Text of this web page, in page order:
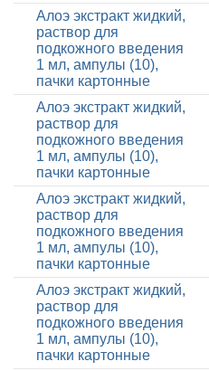
Алоэ экстракт жидкий,
раствор для
подкожного введения
1 мл, ампулы (10),
пачки картонные
Алоэ экстракт жидкий,
раствор для
подкожного введения
1 мл, ампулы (10),
пачки картонные
Алоэ экстракт жидкий,
раствор для
подкожного введения
1 мл, ампулы (10),
пачки картонные
Алоэ экстракт жидкий,
раствор для
подкожного введения
1 мл, ампулы (10),
пачки картонные